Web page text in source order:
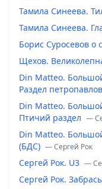
Тамила Синеева.
Тамила Синеева.
Борис Суросевов о
Щехов.
Din Matteo.
Раздел
Din Matteo.
Птичий раздел —
Din Matteo.
(БДС) — Сергей Рок
Сергей Рок. U3 —
Сергей Рок.